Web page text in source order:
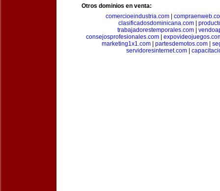
Otros dominios en venta:
comercioeindustria.com|
clasificadosdominicana.com
trabajadorestemporales.com
consejosprofesionales.com|
marketing1x1.com| partesdemotos.com|
servidoresinternet.com